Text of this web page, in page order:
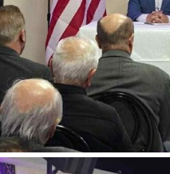
انتهت عملي...